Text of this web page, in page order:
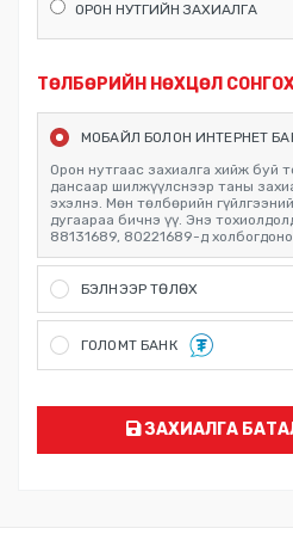
ОРОН НУТГИЙН ЗАХИАЛГА
ТӨЛБӨРИЙН НӨХЦӨЛ
МОБАЙЛ БОЛОН ИНТЕРНЕТ
Орон нутгаас захиалга хийж буй
дансаар шилжүүлснээр таны
эхэлнэ. Мөн төлбөрийн
дугаараа бичнэ үү. Энэ
88131689, 80221689-д
БЭЛНЭЭР ТӨЛӨХ
Хүргэлт хийсний дараа бэлэн
ГОЛОМТ БАНК
картыг Голомт банкны систем нь
төлбөр хийх боломжтой
ЗАХИАЛГА